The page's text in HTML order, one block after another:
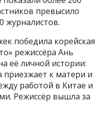
превысило
журналистов.
победила корейская
режиссёра Ань
её личной истории:
приезжает к матери и
работой в Китае и
Режиссёр вышла за